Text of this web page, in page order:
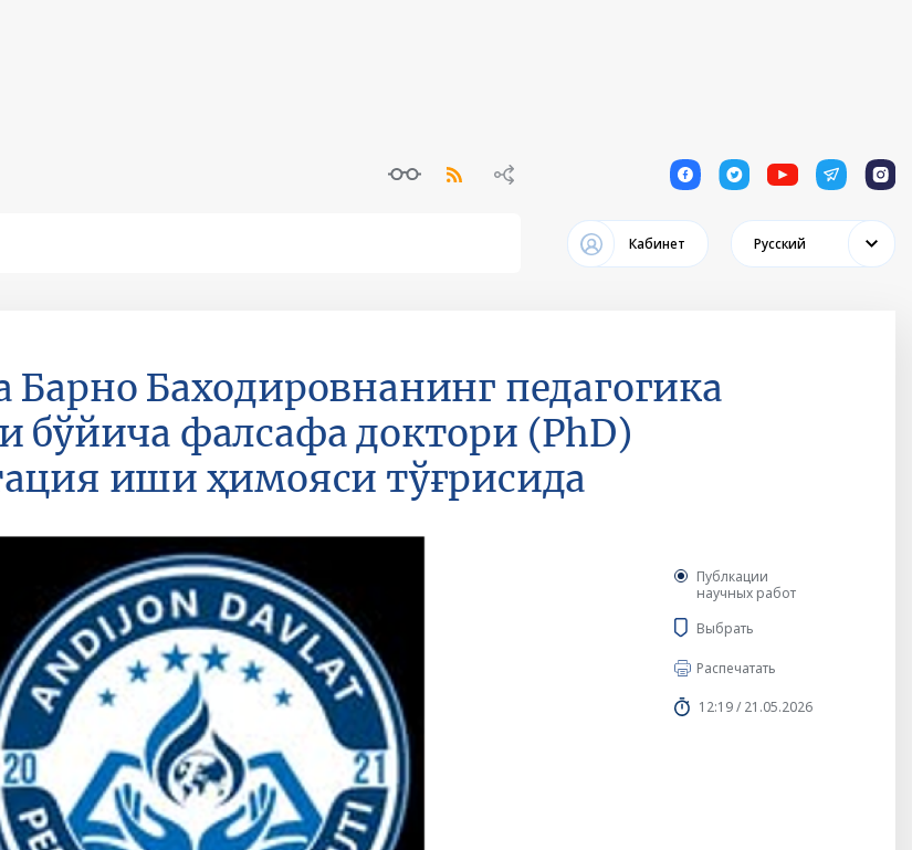
1 1 1 1 1
Кабинет Русский
Барно Баходировнанинг педагогика
бўйича фалсафа доктори (PhD)
иши ҳимояси тўғрисида
Публкации
научных работ
Выбрать
Распечатать
12:19 / 21.05.2026